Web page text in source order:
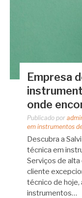
Empresa
onde
Publicado por
em instrumentos
Descubra a
técnica em
Serviços de
cliente
técnico de hoje,
instrumentos…